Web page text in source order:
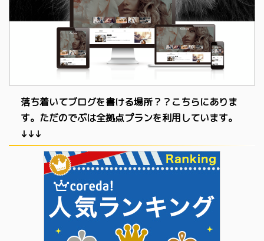
落ち着いてブログを書ける場所？？こちらにありま
す。ただのでぶは全拠点プランを利用しています。
↓↓↓